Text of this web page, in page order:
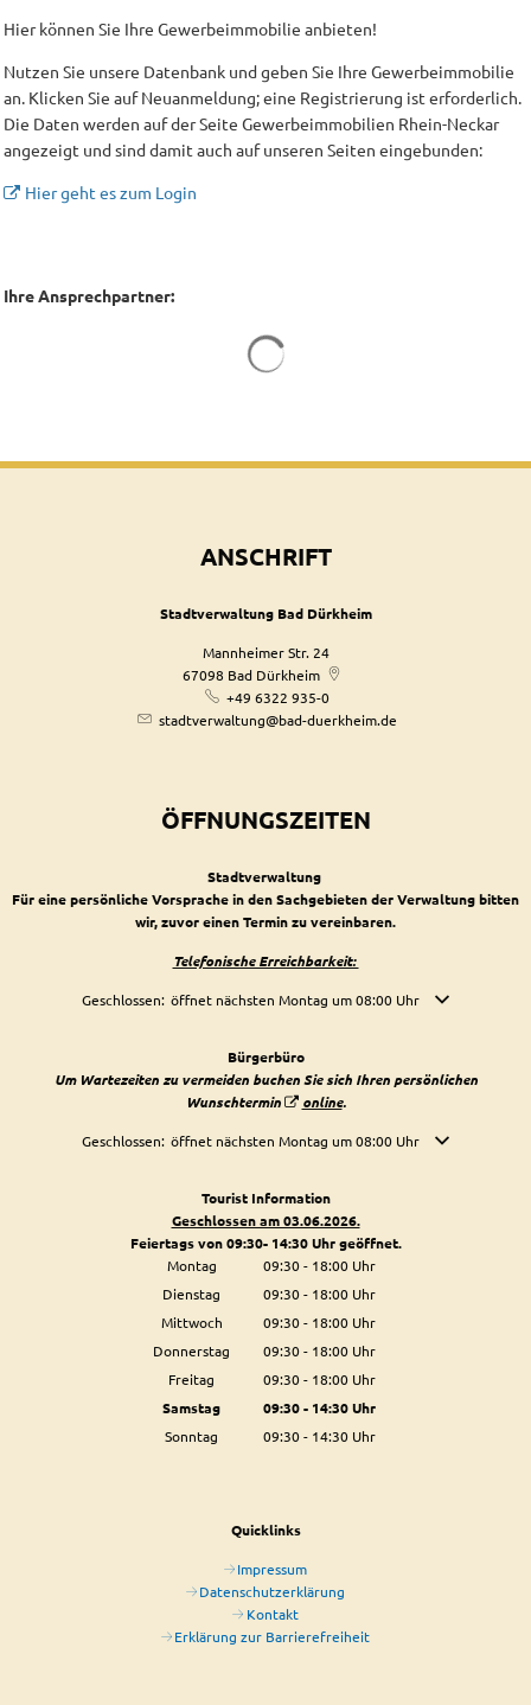
Hier können Sie Ihre Gewerbeimmobilie anbieten!
Nutzen Sie unsere Datenbank und geben Sie Ihre Gewerbeimmobilie
an. Klicken Sie auf Neuanmeldung; eine Registrierung ist erforderlich.
Die Daten werden auf der Seite Gewerbeimmobilien Rhein-Neckar
angezeigt und sind damit auch auf unseren Seiten eingebunden:
Hier geht es zum Login
Ihre Ansprechpartner:
ANSCHRIFT
Stadtverwaltung Bad Dürkheim
Mannheimer Str. 24
67098 Bad Dürkheim
+49 6322 935-0
stadtverwaltung@bad-duerkheim.de
ÖFFNUNGSZEITEN
Stadtverwaltung
Für eine persönliche Vorsprache in den Sachgebieten der Verwaltung bitten
wir, zuvor einen Termin zu vereinbaren.
Telefonische Erreichbarkeit:
Klicken, um weitere Öffnungs- oder Schließzeiten auszublenden
Geschlossen: öffnet nächsten Montag um 08:00 Uhr
Bürgerbüro
Um Wartezeiten zu vermeiden buchen Sie sich Ihren persönlichen
Wunschtermin
online.
Klicken, um weitere Öffnungs- oder Schließzeiten auszublenden
Geschlossen: öffnet nächsten Montag um 08:00 Uhr
Tourist Information
Geschlossen am 03.06.2026.
Feiertags von 09:30- 14:30 Uhr geöffnet.
Montag
09:30- 18:00Uhr
Von 09:30 bis 18:00 Uhr
Dienstag 09:30- 18:00Uhr
Von 09:30 bis 18:00 Uhr
Mittwoch 09:30- 18:00Uhr
Von 09:30 bis 18:00 Uhr
Donnerstag 09:30- 18:00Uhr
Von 09:30 bis 18:00 Uhr
Freitag 09:30- 18:00Uhr
Von 09:30 bis 18:00 Uhr
Samstag 09:30- 14:30Uhr
Von 09:30 bis 14:30 Uhr
Sonntag 09:30- 14:30Uhr
Quicklinks
Impressum
Datenschutzerklärung
Kontakt
Erklärung zur Barrierefreiheit